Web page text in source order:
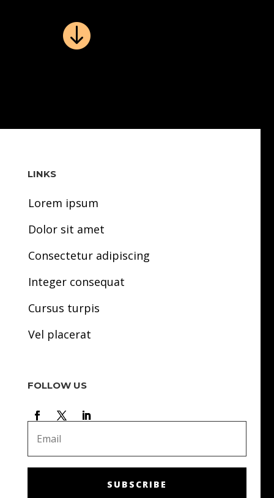

LINKS
Lorem ipsum
Dolor sit amet
Consectetur adipiscing
Integer consequat
Cursus turpis
Vel placerat
FOLLOW US
SUBSCRIBE